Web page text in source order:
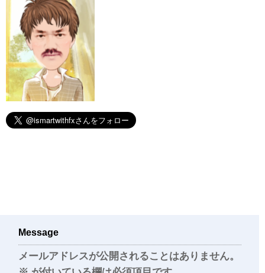
Message
メールアドレスが公開されることはありません。